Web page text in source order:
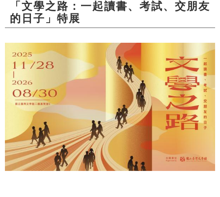
「文學之路：一起讀書、考試、交朋友
的日子」特展